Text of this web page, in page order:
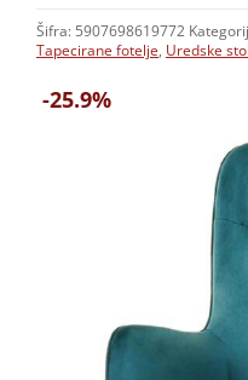
-25.9%
Šifra: 5907698619772
Tapecirane fotelje Uredske